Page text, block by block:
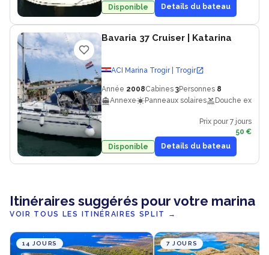
Disponible
Details du bateau
Bavaria 37 Cruiser | Katarina
ACI Marina Trogir | Trogir
Année 2008Cabines 3Personnes 8
Annexe
Panneaux solaires Douche
Prix pour 7 jours
50 €
Disponible
Details du bateau
Itinéraires suggérés pour votre marina
VOIR TOUS LES ITINÉRAIRES SPLIT →
14 JOURS 7 JOURS